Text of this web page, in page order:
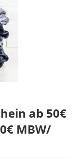
ab 50€
MBW/